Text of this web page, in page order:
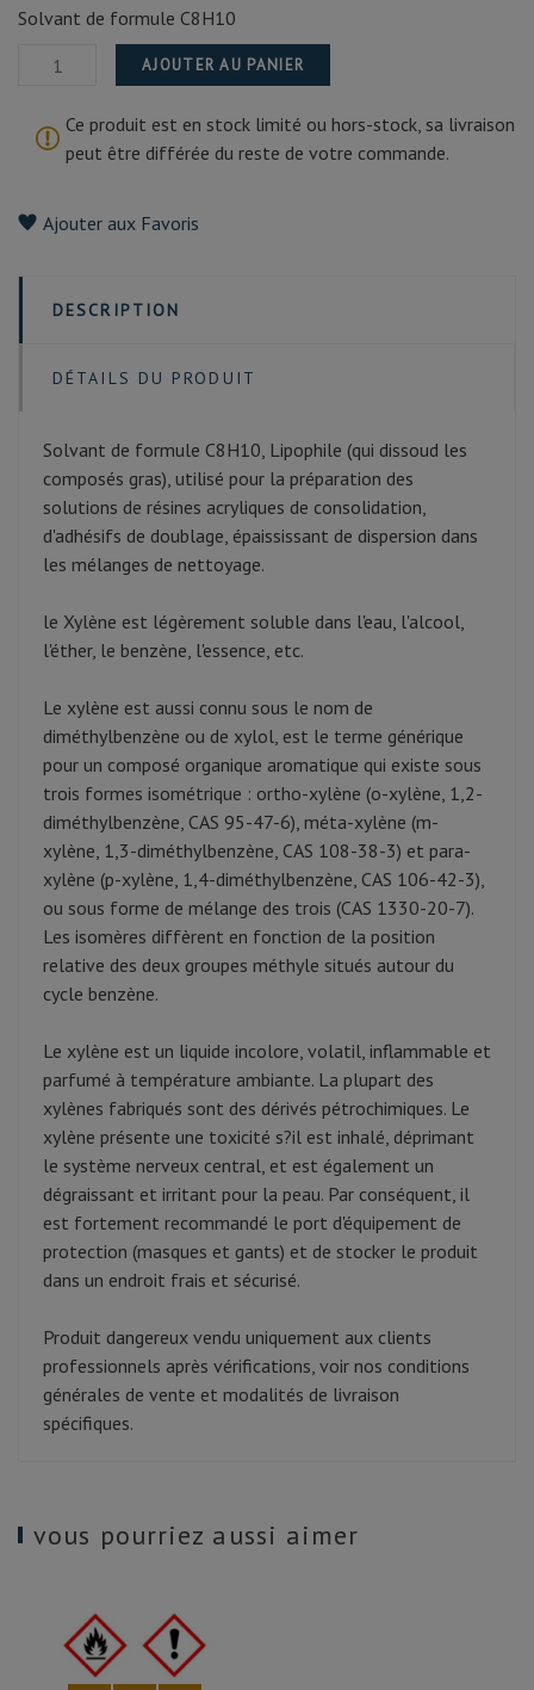
Solvant de formule C8H10
AJOUTER AU PANIER
Ce produit est en stock limité ou hors-stock, sa livraison
peut être différée du reste de votre commande.
Ajouter aux Favoris
DESCRIPTION
DÉTAILS DU PRODUIT
Solvant de formule C8H10, Lipophile (qui dissoud les
composés gras), utilisé pour la préparation des
solutions de résines acryliques de consolidation,
d'adhésifs de doublage, épaississant de dispersion dans
les mélanges de nettoyage.
le Xylène est légèrement soluble dans l'eau, l'alcool,
l'éther, le benzène, l'essence, etc.
Le xylène est aussi connu sous le nom de
diméthylbenzène ou de xylol, est le terme générique
pour un composé organique aromatique qui existe sous
trois formes isométrique : ortho-xylène (o-xylène, 1,2-
diméthylbenzène, CAS 95-47-6), méta-xylène (m-
xylène, 1,3-diméthylbenzène, CAS 108-38-3) et para-
xylène (p-xylène, 1,4-diméthylbenzène, CAS 106-42-3),
ou sous forme de mélange des trois (CAS 1330-20-7).
Les isomères diffèrent en fonction de la position
relative des deux groupes méthyle situés autour du
cycle benzène.
Le xylène est un liquide incolore, volatil, inflammable et
parfumé à température ambiante. La plupart des
xylènes fabriqués sont des dérivés pétrochimiques. Le
xylène présente une toxicité s?il est inhalé, déprimant
le système nerveux central, et est également un
dégraissant et irritant pour la peau. Par conséquent, il
est fortement recommandé le port d'équipement de
protection (masques et gants) et de stocker le produit
dans un endroit frais et sécurisé.
Produit dangereux vendu uniquement aux clients
professionnels après vérifications, voir nos conditions
générales de vente et modalités de livraison
spécifiques.
vous pourriez aussi aimer